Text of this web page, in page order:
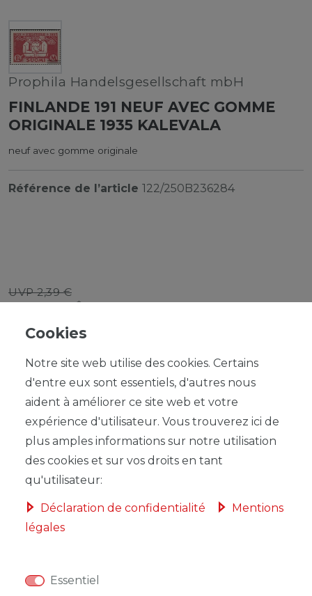
Prophila Handelsgesellschaft mbH
FINLANDE 191 NEUF AVEC GOMME
ORIGINALE 1935 KALEVALA
neuf avec gomme originale
Référence de l’article 122/250B236284
UVP 2,39 €
*
Contenu1
DANS LE PANIER
* avec TVA horsFrais de livraison
Cookies
Notre site web utilise des cookies. Certains
d'entre eux sont essentiels, d'autres nous
aident à améliorer ce site web et votre
expérience d'utilisateur. Vous trouverez ici de
plus amples informations sur notre utilisation
des cookies et sur vos droits en tant
qu'utilisateur:
Déclaration de confidentialité
Mentions
légales
Essentiel